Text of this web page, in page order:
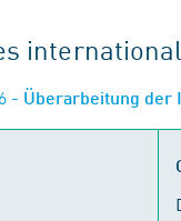
- Überarbeitung der